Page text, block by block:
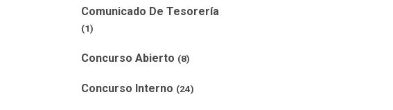
Comunicado De Tesorería
(1)
Concurso Abierto (8)
Concurso Interno (24)